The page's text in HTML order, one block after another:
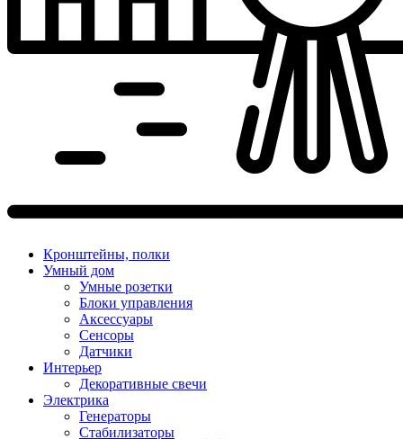
Кронштейны, полки
Умный дом
Умные розетки
Блоки управления
Аксессуары
Сенсоры
Датчики
Интерьер
Декоративные свечи
Электрика
Генераторы
Стабилизаторы